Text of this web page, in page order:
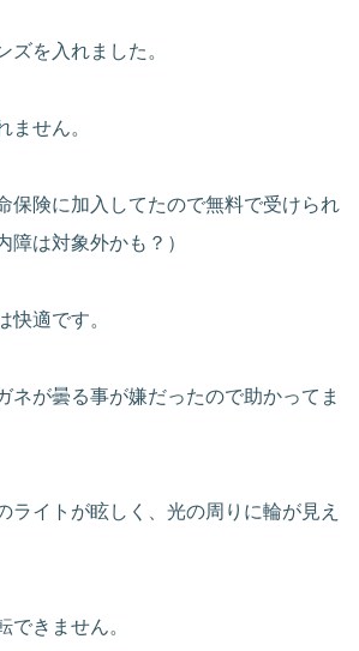
ズを入れました。
ません。
保険に加入してたので無料で受けられ
障は対象外かも？）
快適です。
ネが曇る事が嫌だったので助かってま
ライトが眩しく、光の周りに輪が見え
できません。